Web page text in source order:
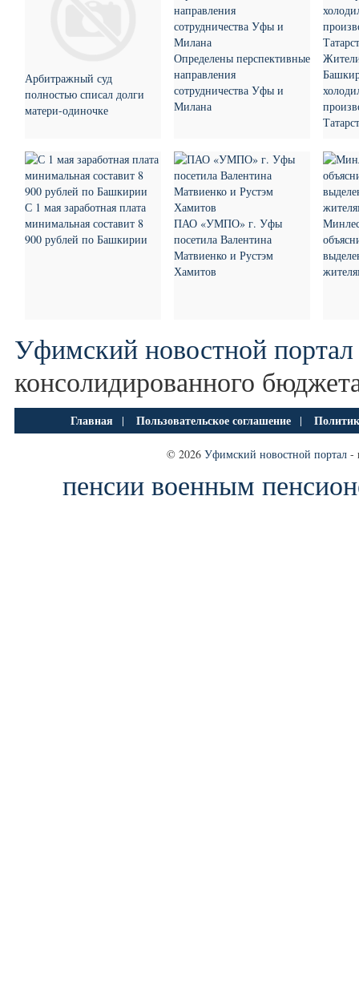
Арбитражный суд
полностью списал долги
матери-одиночке
Определены перспективные
направления
сотрудничества Уфы и
Милана
С 1 мая заработная плата
минимальная составит 8
900 рублей по Башкирии
ПАО «УМПО» г. Уфы
посетила Валентина
Матвиенко и Рустэм
Хамитов
Уфимский новостной портал
консолидированного
Главная | Пользовательское соглашение |
© 2026 Уфимский новостной портал -
пенсии военным